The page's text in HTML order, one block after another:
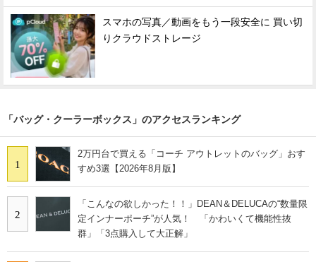
スマホの写真／動画をもう一段安全に 買い切
りクラウドストレージ
「バッグ・クーラーボックス」のアクセスランキング
1
2万円台で買える「コーチ アウトレットのバッグ」おす
すめ3選【2026年8月版】
2
「こんなの欲しかった！！」DEAN＆DELUCAの“数量限
定インナーポーチ”が人気！ 「かわいくて機能性抜
群」「3点購入して大正解」